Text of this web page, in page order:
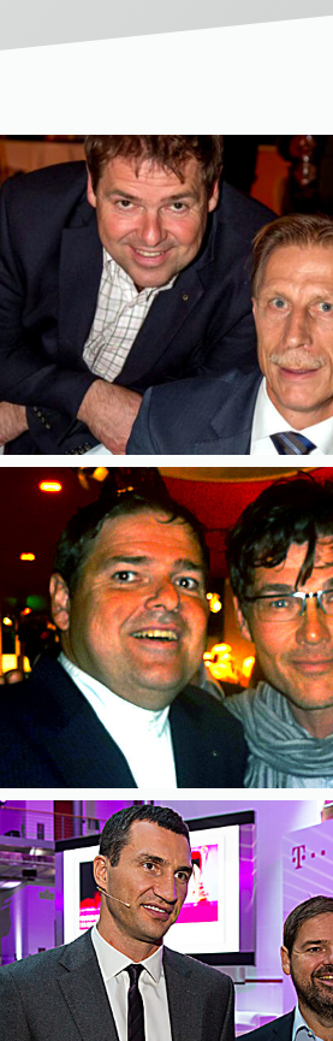
Coaching von Vorständen
durch die Türkei
acht Fachbücher
u. v. m.